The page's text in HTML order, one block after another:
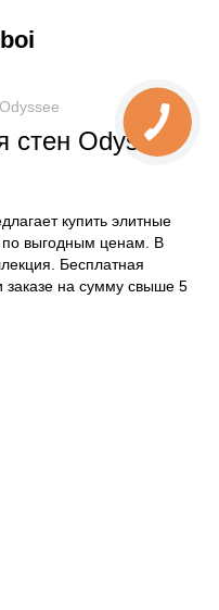
Odyssee
стен Odyssee
купить элитные
по выгодным ценам. В
Бесплатная
заказе на сумму свыше 5